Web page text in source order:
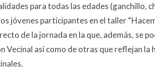
para todas las edades (ganchillo,
jóvenes participantes en el taller
de la jornada en la que, además, se
Vecinal así como de otras que reflejan